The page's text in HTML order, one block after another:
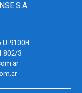
S.A
U-9100H
802/3